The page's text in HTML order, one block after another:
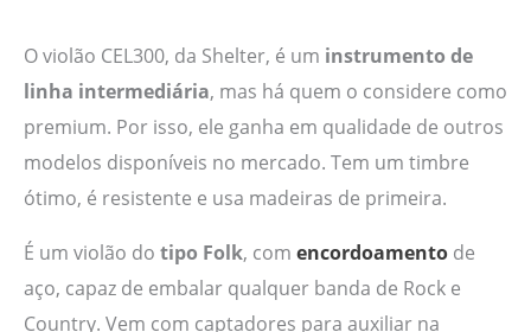
O violão CEL300, da Shelter, é um instrumento de
linha intermediária, mas há quem o considere como
premium. Por isso, ele ganha em qualidade de outros
modelos disponíveis no mercado. Tem um timbre
ótimo, é resistente e usa madeiras de primeira.
É um violão do tipo Folk, com encordoamento de
aço, capaz de embalar qualquer banda de Rock e
Country. Vem com captadores para auxiliar na